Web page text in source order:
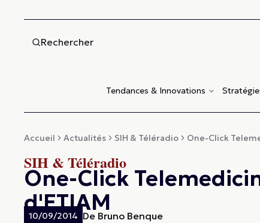
Rechercher
Tendances & Innovations
Accueil Actualités SIH & Téléradio One-Click
SIH & Téléradio
One-Click
d'ETIAM
10/09/2014 De Bruno Benque